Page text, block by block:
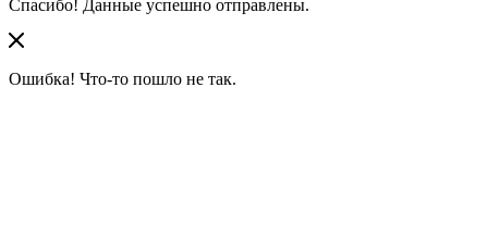
Спасибо! Данные успешно отправлены.
Ошибка! Что-то пошло не так.